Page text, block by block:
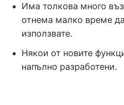
Има толкова много
отнема малко време
използвате.
Някои от новите
напълно разработени.